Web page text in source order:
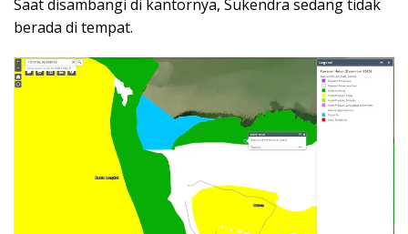
Saat disambangi di kantornya, Sukendra sedang tidak
berada di tempat.